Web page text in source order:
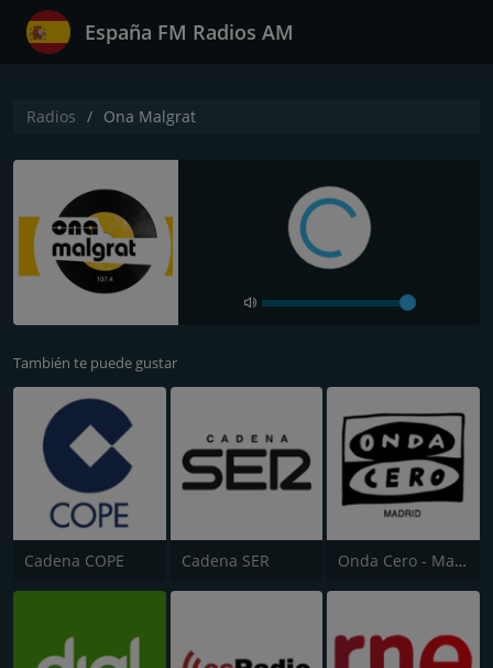
España FM Radios AM
Radios Ona Malgrat
También te puede gustar
Cadena COPE Cadena SER Onda Cero - Madrid